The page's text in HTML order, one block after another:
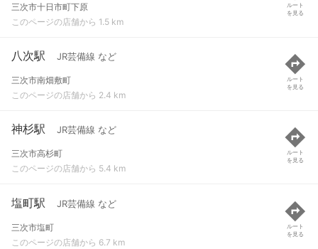
三次市十日市町下原
このページの店舗から 1.5 km
ルート
を見る
八次駅 JR芸備線 など
三次市南畑敷町
このページの店舗から 2.4 km
ルート
を見る
神杉駅 JR芸備線 など
三次市高杉町
このページの店舗から 5.4 km
ルート
を見る
塩町駅 JR芸備線 など
三次市塩町
このページの店舗から 6.7 km
ルート
を見る